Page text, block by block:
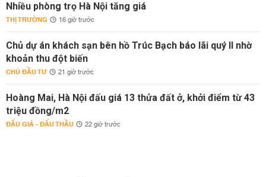
Nhiều phòng trọ Hà Nội tăng giá
THỊ TRƯỜNG 16 giờ trước
Chủ dự án khách sạn bên hồ Trúc Bạch báo lãi quý II nhờ
khoản thu đột biến
CHỦ ĐẦU TƯ 21 giờ trước
Hoàng Mai, Hà Nội đấu giá 13 thửa đất ở, khởi điểm từ 43
triệu đồng/m2
ĐẤU GIÁ - ĐẤU THẦU 22 giờ trước